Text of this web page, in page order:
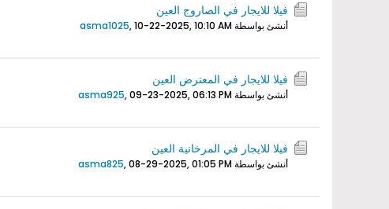
فيلا للايجار في الصاروج العين
أنشئ بواسطة asma1025,10-22-2025, 10:10 AM
فيلا للايجار في المعترض العين
أنشئ بواسطة asma925,09-23-2025, 06:13 PM
فيلا للايجار في المرخانية العين
أنشئ بواسطة asma825,08-29-2025, 01:05 PM